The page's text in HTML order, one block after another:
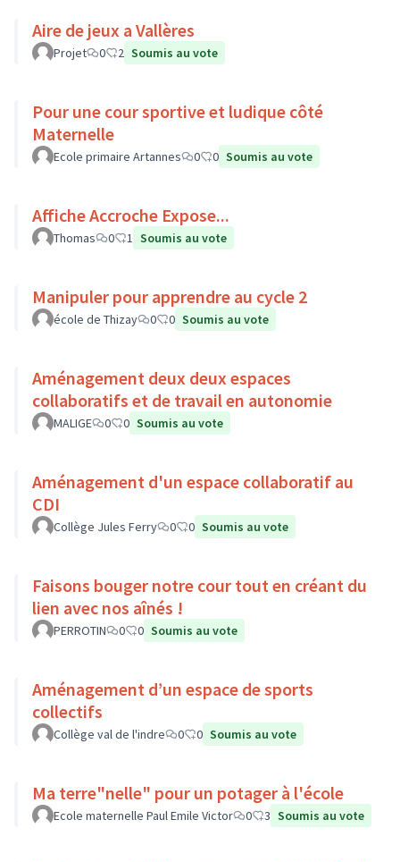
Aire de jeux a Vallères
Projet 0 2 Soumis au vote
Pour une cour sportive et ludique côté
Maternelle
Ecole primaire Artannes 0 0 Soumis au vote
Affiche Accroche Expose...
Thomas 0 1 Soumis au vote
Manipuler pour apprendre au cycle 2
école de Thizay 0 0 Soumis au vote
Aménagement deux deux espaces
collaboratifs et de travail en autonomie
MALIGE 0 0 Soumis au vote
Aménagement d'un espace collaboratif au
CDI
Collège Jules Ferry 0 0 Soumis au vote
Faisons bouger notre cour tout en créant du
lien avec nos aînés !
PERROTIN 0 0 Soumis au vote
Aménagement d’un espace de sports
collectifs
Collège val de l'indre 0 0 Soumis au vote
Ma terre"nelle" pour un potager à l'école
Ecole maternelle Paul Emile Victor 0 3 Soumis au vote